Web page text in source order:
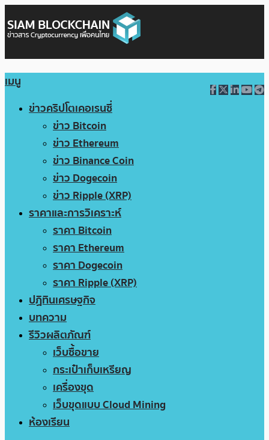
เมนู
ข่าวคริปโตเคอเรนซี่
ข่าว Bitcoin
ข่าว Ethereum
ข่าว Binance Coin
ข่าว Dogecoin
ข่าว Ripple (XRP)
ราคาและการวิเคราะห์
ราคา Bitcoin
ราคา Ethereum
ราคา Dogecoin
ราคา Ripple (XRP)
ปฏิทินเศรษฐกิจ
บทความ
รีวิวผลิตภัณฑ์
เว็บซื้อขาย
กระเป๋าเก็บเหรียญ
เครื่องขุด
เว็บขุดแบบ Cloud Mining
ห้องเรียน